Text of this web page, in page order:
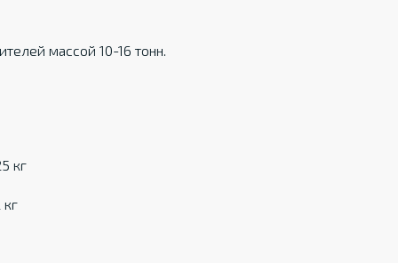
массой 10-16 тонн.
кг